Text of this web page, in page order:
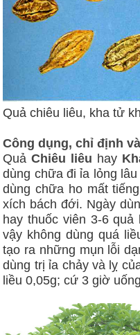
Quả chiêu liêu, kha tử
Công dụng, chỉ định
QuảChiêu liêu hay
dùng chữa đi ỉa lỏng
dùng chữa ho mất
xích bách đới. Ngày
hay thuốc viên 3-6
vậy không dùng quá
tạo ra những mụn lỗi
dùng trị ỉa chảy và lỵ
liều 0,05g; cứ 3 giờ